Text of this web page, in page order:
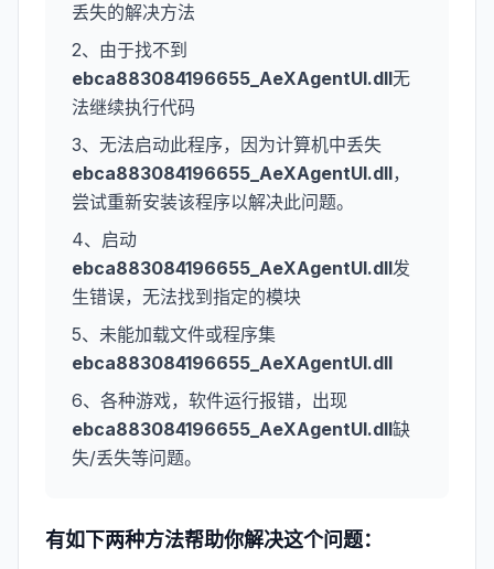
丢失的解决方法
2、由于找不到
ebca883084196655_AeXAgentUI.dll无
法继续执行代码
3、无法启动此程序，因为计算机中丢失
ebca883084196655_AeXAgentUI.dll，
尝试重新安装该程序以解决此问题。
4、启动
ebca883084196655_AeXAgentUI.dll发
生错误，无法找到指定的模块
5、未能加载文件或程序集
ebca883084196655_AeXAgentUI.dll
6、各种游戏，软件运行报错，出现
ebca883084196655_AeXAgentUI.dll缺
失/丢失等问题。
有如下两种方法帮助你解决这个问题：